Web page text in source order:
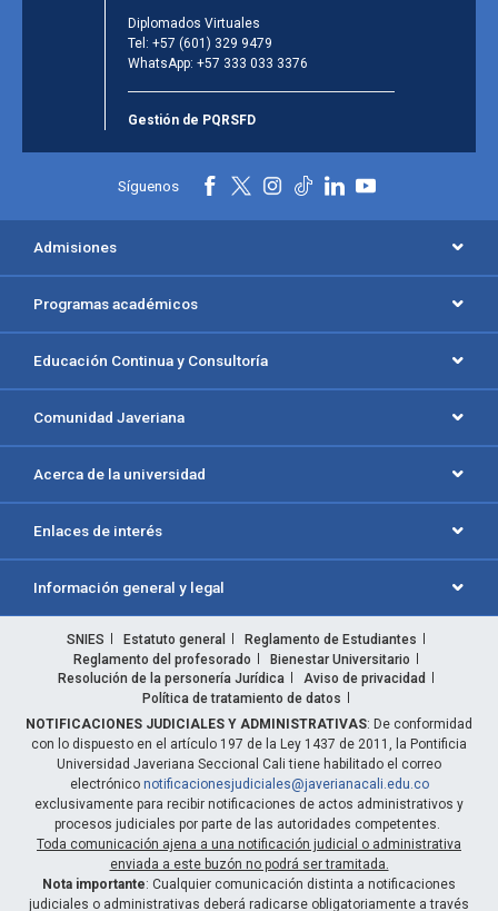
Diplomados Virtuales
Tel: +57 (601) 329 9479
WhatsApp: +57 333 033 3376
Gestión de PQRSFD
Síguenos
Admisiones
Programas académicos
Educación Continua y Consultoría
Comunidad Javeriana
Acerca de la universidad
Enlaces de interés
Información general y legal
SNIES Estatuto general
Reglamento de Estudiantes
Reglamento del profesorado
Bienestar Universitario
Resolución de la personería Jurídica
Aviso de privacidad
Política de tratamiento de datos
NOTIFICACIONES JUDICIALES Y ADMINISTRATIVAS: De conformidad
con lo dispuesto en el artículo 197 de la Ley 1437 de 2011, la Pontificia
Universidad Javeriana Seccional Cali tiene habilitado el correo
electrónico notificacionesjudiciales@javerianacali.edu.co
exclusivamente para recibir notificaciones de actos administrativos y
procesos judiciales por parte de las autoridades competentes.
Toda comunicación ajena a una notificación judicial o administrativa
enviada a este buzón no podrá ser tramitada.
Nota importante: Cualquier comunicación distinta a notificaciones
judiciales o administrativas deberá radicarse obligatoriamente a través